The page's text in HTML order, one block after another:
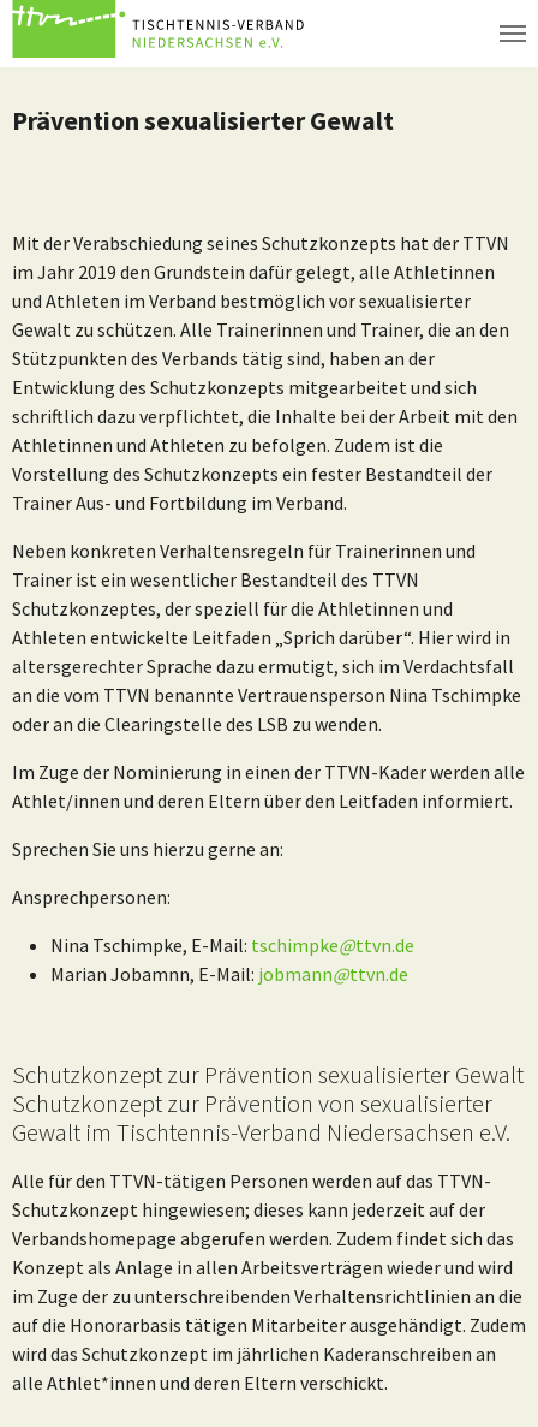
Zum Hauptinhalt springen
Prävention sexualisierter Gewalt
Mit der Verabschiedung seines Schutzkonzepts hat der TTVN
im Jahr 2019 den Grundstein dafür gelegt, alle Athletinnen
und Athleten im Verband bestmöglich vor sexualisierter
Gewalt zu schützen. Alle Trainerinnen und Trainer, die an den
Stützpunkten des Verbands tätig sind, haben an der
Entwicklung des Schutzkonzepts mitgearbeitet und sich
schriftlich dazu verpflichtet, die Inhalte bei der Arbeit mit den
Athletinnen und Athleten zu befolgen. Zudem ist die
Vorstellung des Schutzkonzepts ein fester Bestandteil der
Trainer Aus- und Fortbildung im Verband.
Neben konkreten Verhaltensregeln für Trainerinnen und
Trainer ist ein wesentlicher Bestandteil des TTVN
Schutzkonzeptes, der speziell für die Athletinnen und
Athleten entwickelte Leitfaden „Sprich darüber“. Hier wird in
altersgerechter Sprache dazu ermutigt, sich im Verdachtsfall
an die vom TTVN benannte Vertrauensperson Nina Tschimpke
oder an die Clearingstelle des LSB zu wenden.
Im Zuge der Nominierung in einen der TTVN-Kader werden alle
Athlet/innen und deren Eltern über den Leitfaden informiert.
Sprechen Sie uns hierzu gerne an:
Ansprechpersonen:
Nina Tschimpke, E-Mail: tschimpke@ttvn.de
Marian Jobamnn, E-Mail: jobmann@ttvn.de
Schutzkonzept zur Prävention sexualisierter Gewalt
Schutzkonzept zur Prävention von sexualisierter
Gewalt im Tischtennis-Verband Niedersachsen e.V.
Alle für den TTVN-tätigen Personen werden auf das TTVN-
Schutzkonzept hingewiesen; dieses kann jederzeit auf der
Verbandshomepage abgerufen werden. Zudem findet sich das
Konzept als Anlage in allen Arbeitsverträgen wieder und wird
im Zuge der zu unterschreibenden Verhaltensrichtlinien an die
auf die Honorarbasis tätigen Mitarbeiter ausgehändigt. Zudem
wird das Schutzkonzept im jährlichen Kaderanschreiben an
alle Athlet*innen und deren Eltern verschickt.